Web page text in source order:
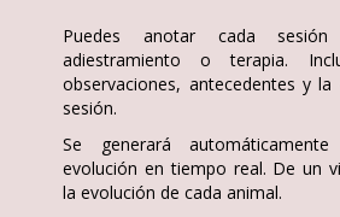
Puedes anotar cada sesión
adiestramiento o terapia.
observaciones, antecedentes y
sesión.
Se generará
evolución en tiempo real. De un
la evolución de cada animal.